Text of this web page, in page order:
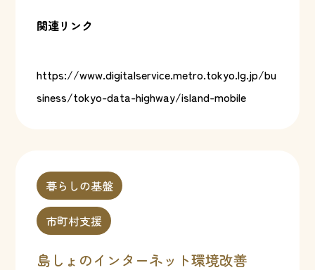
関連リンク
https://www.digitalservice.metro.tokyo.lg.jp/bu
siness/tokyo-data-highway/island-mobile
暮らしの基盤
市町村支援
島しょのインターネット環境改善